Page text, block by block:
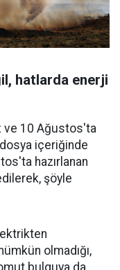
hatlarda enerji
ve 10 Ağustos'ta
dosya içeriğinde
hazırlanan
şöyle
olmadığı,
bulguya da